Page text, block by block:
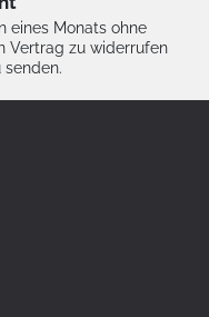
eines Monats ohne
Vertrag zu widerrufen
senden.